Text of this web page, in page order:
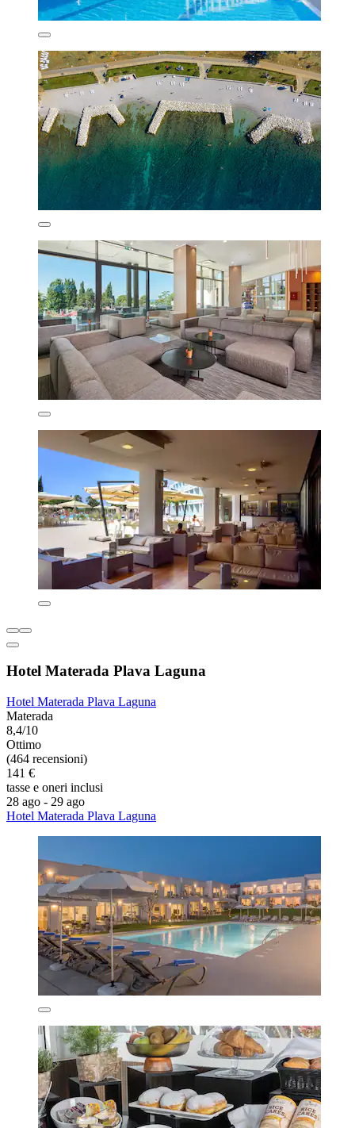
Hotel Materada Plava Laguna
Hotel Materada Plava Laguna
Materada
8,4/10
Ottimo
(464 recensioni)
141 €
tasse e oneri inclusi
28 ago - 29 ago
Hotel Materada Plava Laguna